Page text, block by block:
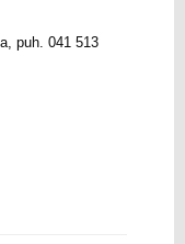
puh. 041 513